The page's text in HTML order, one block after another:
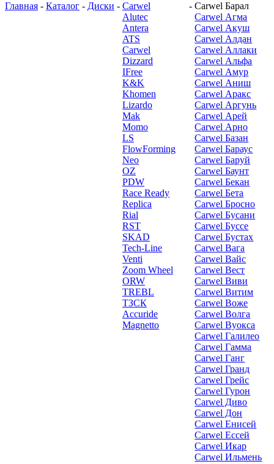
Главная - Каталог - Диски - Carwel
Alutec
Antera
ATS
Carwel
Dizzard
IFree
K&K
Khomen
Lizardo
Mak
Momo
LS
FlowForming
Neo
OZ
PDW
Race Ready
Replica
Rial
RST
SKAD
Tech-Line
Venti
Zoom Wheel
ORW
TREBL
ТЗСК
Accuride
Magnetto
-Carwel Барал
Carwel Агма
Carwel Акуш
Carwel Алдан
Carwel Аллаки
Carwel Альфа
Carwel Амур
Carwel Аниш
Carwel Аракс
Carwel Аргунь
Carwel Арей
Carwel Арно
Carwel Базан
Carwel Бараус
Carwel Баруй
Carwel Баунт
Carwel Бекан
Carwel Бета
Carwel Бросно
Carwel Бусани
Carwel Буссе
Carwel Бустах
Carwel Вага
Carwel Вайс
Carwel Вест
Carwel Виви
Carwel Витим
Carwel Воже
Carwel Волга
Carwel Вуокса
Carwel Галилео
Carwel Гамма
Carwel Ганг
Carwel Гранд
Carwel Грейс
Carwel Гурон
Carwel Диво
Carwel Дон
Carwel Енисей
Carwel Ессей
Carwel Икар
Carwel Ильмень